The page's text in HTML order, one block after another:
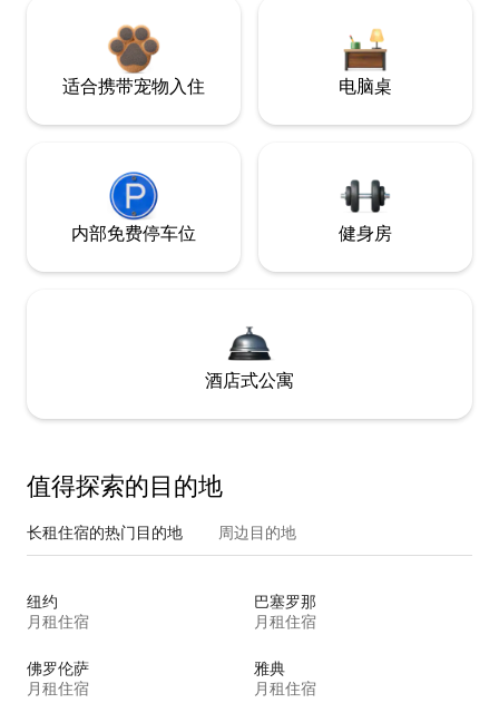
适合携带宠物入住 电脑桌
内部免费停车位 健身房
酒店式公寓
值得探索的目的地
长租住宿的热门目的地 周边目的地
纽约
月租住宿
巴塞罗那
月租住宿
佛罗伦萨
月租住宿
雅典
月租住宿